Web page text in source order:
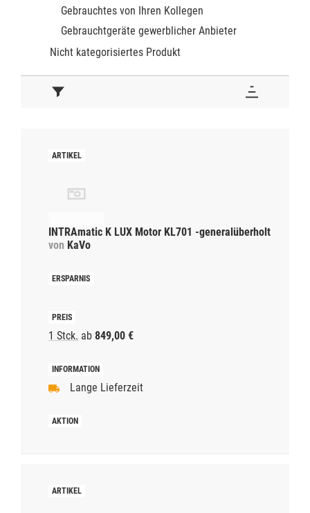
Gebrauchtes von Ihren Kollegen
Gebrauchtgeräte gewerblicher Anbieter
Nicht kategorisiertes Produkt
INTRAmatic K LUX Motor KL701 -generalüberholt
von KaVo
1 Stck. ab 849,00 €
Lange Lieferzeit